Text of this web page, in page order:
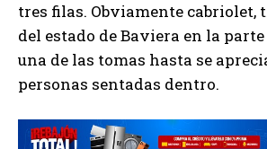
tres filas. Obviamente cabriolet,
del estado de Baviera en la
una de las tomas hasta se
personas sentadas dentro.